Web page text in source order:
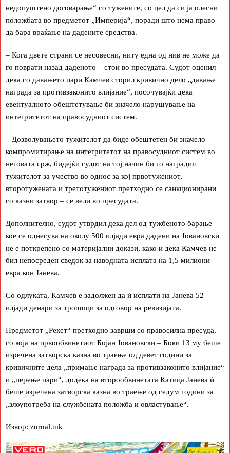
недопуштено договарање“ со тужените, со цел да си ја олесни
положбата во предметот „Империја“, поради што нема право
да бара враќање на дадените средства.
– Кога двете страни се несовесни, ниту една од нив не може да
го поврати назад даденото – стои во пресудата. Судот оценил
дека со давањето пари Камчев сторил кривично дело „давање
награда за противзаконито влијание“, посочувајќи дека
евентуалното обештетување би значело нарушување на
интегритетот на правосудниот систем.
– Дозволувањето тужителот да биде обештетен би значело
компромитирање на интегритетот на правосудниот систем во
неговата срж, бидејќи судот на тој начин би го наградил
тужителот за учество во однос за кој првотужениот,
второтужената и третотужениот претходно се санкционирани
со казни затвор – се вели во пресудата.
Дополнително, судот утврдил дека дел од тужбеното барање
кое се однесува на околу 500 илјади евра дадени на Јовановски
не е поткрепено со материјални докази, како и дека Камчев не
бил непосреден сведок за наводната исплата на 1,5 милиони
евра кон Јанева.
Со одлуката, Камчев е задолжен да ѝ исплати на Јанева 52
илјади денари за трошоци за одговор на ревизијата.
Предметот „Рекет“ претходно заврши со правосилна пресуда,
со која на првообвинетиот Бојан Јовановски – Боки 13 му беше
изречена затворска казна во траење од девет години за
кривичните дела „примање награда за противзаконито влијание“
и „перење пари“, додека на второобвинетата Катица Јанева ѝ
беше изречена затворска казна во траење од седум години за
„злоупотреба на службената положба и овластување“.
Извор: zurnal.mk